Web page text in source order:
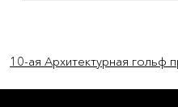
10-ая Архитектурная гольф